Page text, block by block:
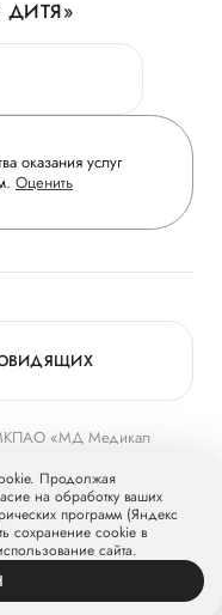
оказания услуг
Оценить
МКПАО «МД Медикал
Продолжая
на обработку ваших
программ (Яндекс
сохранение cookie в
сайта.